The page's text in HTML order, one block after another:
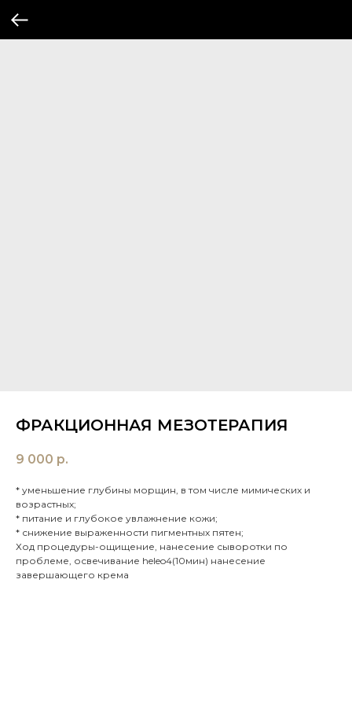
ФРАКЦИОННАЯ МЕЗОТЕРАПИЯ
9 000 р.
* уменьшение глубины морщин, в том числе мимических и
возрастных;
* питание и глубокое увлажнение кожи;
* снижение выраженности пигментных пятен;
Ход процедуры-ощищение, нанесение сыворотки по
проблеме, освечивание heleo4(10мин) нанесение
завершающего крема